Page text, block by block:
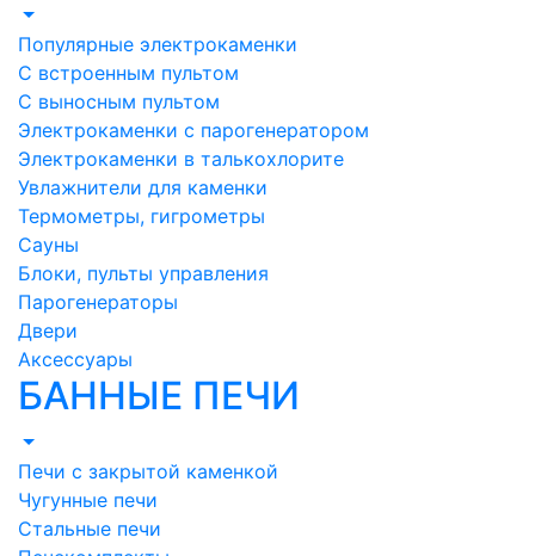
Популярные электрокаменки
С встроенным пультом
С выносным пультом
Электрокаменки с парогенератором
Электрокаменки в талькохлорите
Увлажнители для каменки
Термометры, гигрометры
Сауны
Блоки, пульты управления
Парогенераторы
Двери
Аксессуары
БАННЫЕ ПЕЧИ
Печи с закрытой каменкой
Чугунные печи
Стальные печи